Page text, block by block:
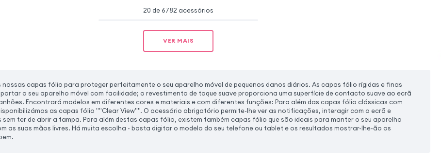
20 de 6782 acessórios
VER MAIS
nossas capas fólio para proteger perfeitamente o seu aparelho móvel de pequenos danos diários. As capas fólio rígidas e finas
o seu aparelho móvel com facilidade; o revestimento de toque suave proporciona uma superfície de contacto suave ao ecrã
Encontrará modelos em diferentes cores e materiais e com diferentes funções: Para além das capas fólio clássicas com
as capas fólio ""Clear View"". O acessório obrigatório permite-lhe ver as notificações, interagir com o ecrã e
ter de abrir a tampa. Para além destas capas fólio, existem também capas fólio que são ideais para manter o seu aparelho
as suas mãos livres. Há muita escolha - basta digitar o modelo do seu telefone ou tablet e os resultados mostrar-lhe-ão os